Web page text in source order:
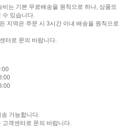
는 기본 무료배송을 원칙으로 하나, 상품또
있습니다.
지역은 주문 시 3시간 이내 배송을 원칙으로
터로 문의 바랍니다.
가능합니다.
객센터로 문의 바랍니다.